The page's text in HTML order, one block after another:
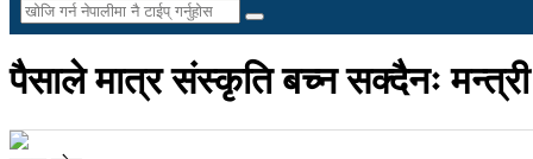
पैसाले मात्र संस्कृति बच्न सक्दैनः